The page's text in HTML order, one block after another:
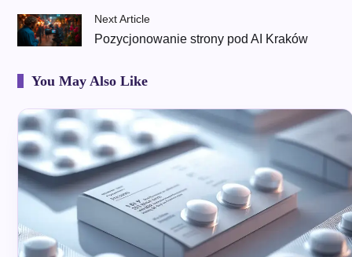
Next Article
Pozycjonowanie strony pod AI Kraków
You May Also Like